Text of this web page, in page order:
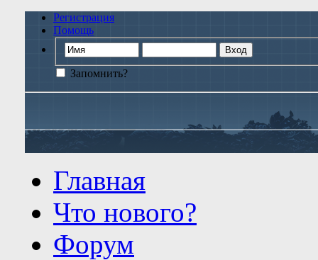
Регистрация
Помощь
Запомнить?
Главная
Что нового?
Форум